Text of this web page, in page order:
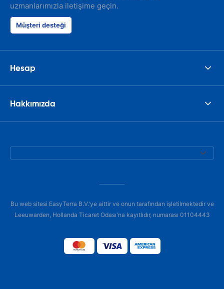
uzmanlarımızla iletişime geçin.
Müşteri desteği
Hesap
Hakkımızda
Bu web sitesi EasyTerra B.V.'ye aittir ve onun tarafından işletilmektedir ve
Leeuwarden, Hollanda Ticaret Odası'na kayıtlıdır, numarası 01104443